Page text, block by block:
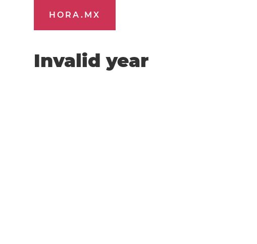
HORA.MX
Invalid year